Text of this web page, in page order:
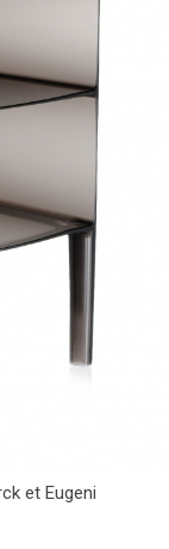
et Eugeni